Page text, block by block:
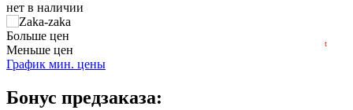
нет в наличии
нет в наличии
нет в наличии
нет в наличии
Больше цен
Меньше цен
t
График мин. цены
Бонус предзаказа: